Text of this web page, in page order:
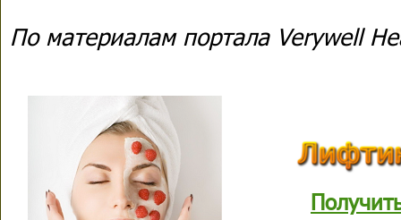
По материалам портала Verywell